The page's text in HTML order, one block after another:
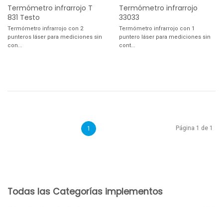
Termómetro infrarrojo T
831 Testo
Termómetro infrarrojo con 2
punteros láser para mediciones sin
con...
Termómetro infrarrojo
33033
Termómetro infrarrojo con 1
puntero láser para mediciones sin
cont...
1 Página 1 de 1
Todas las Categorías implementos